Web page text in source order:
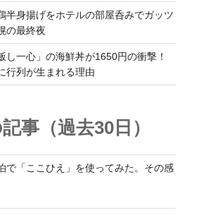
半身揚げをホテルの部屋呑みでガッツ
の最終夜
し一心」の海鮮丼が1650円の衝撃！
行列が生まれる理由
事（過去30日）
で「ここひえ」を使ってみた。その感